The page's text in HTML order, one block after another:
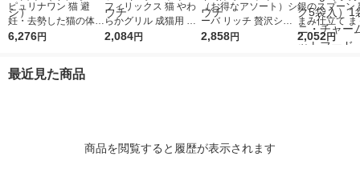
ピュリナワン 猫 避
妊・去勢した猫の体重
ケア チキン 2kg 3袋
オシ）
6,276円
フィリックス 猫 やわ
らかグリル 成猫用 お
魚バラエティパック
2,084円
（お得なアソート）シ
ーバ リッチ 贅沢シリ
ーズ 35g 36袋（3種×
2,858円
銀のスプーン
まみ仕立て
かつお・煮干
2,052円
最近見た商品
商品を閲覧すると履歴が表示されます